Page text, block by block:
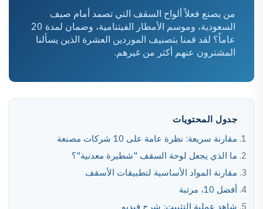
من يصنع فعلاً ألواح السقف التي تصمد أمام صيف
السعودية، وموسم الأمطار الفيتنامية، وضمان لمدة 20
عاماً؟ لقد قمنا بتصنيف الموردين العشرة الذين يسألنا
المشترون عنهم أكثر من غيرهم.
جدول المحتويات
مقارنة سريعة: نظرة عامة على 10 شركات مصنعة
ما الذي يجعل لوحة السقف "شطيرة معدنية"؟
مقارنة المواد الأساسية لتطبيقات الأسقف
أفضل 10، مرتبة
شاهد عملية التثبيت: شرح فيديو